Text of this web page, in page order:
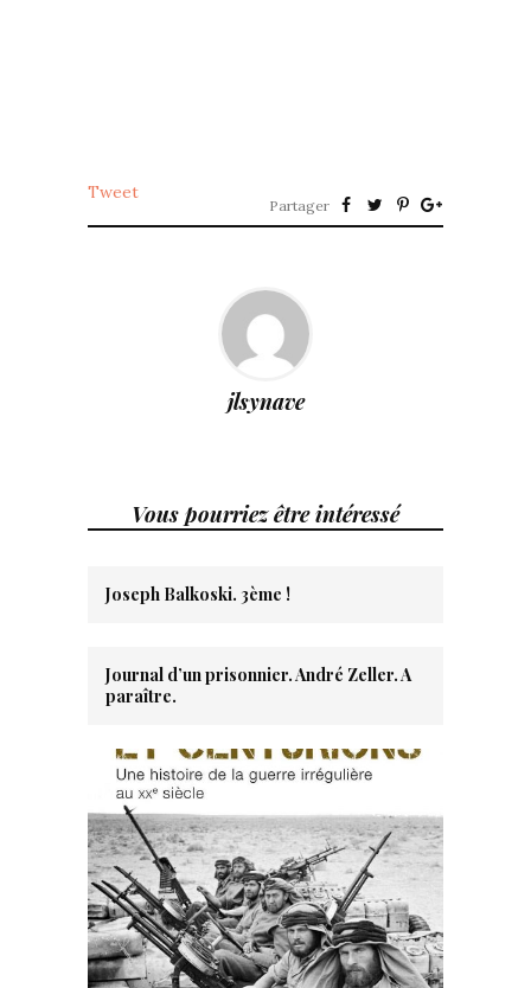
Tweet
Partager
jlsynave
Vous pourriez être intéressé
Joseph Balkoski. 3ème !
Journal d’un prisonnier. André Zeller. A
paraître.